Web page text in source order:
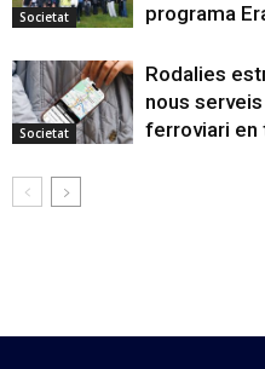
Societat
programa
Societat
Rodalies
nous
ferroviari en